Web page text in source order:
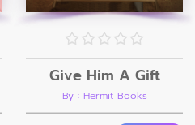
Give Him A Gift
By : Hermit Books